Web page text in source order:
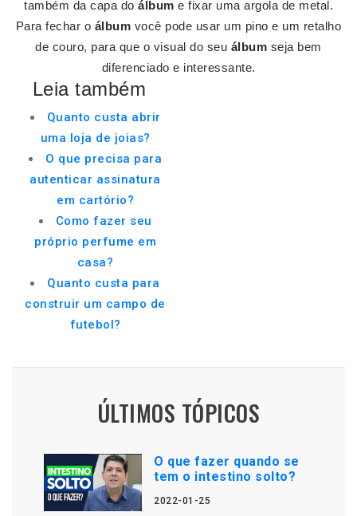
também da capa do álbum e fixar uma argola de metal.
Para fechar o álbum você pode usar um pino e um retalho
de couro, para que o visual do seu álbum seja bem
diferenciado e interessante.
Leia também
Quanto custa abrir
uma loja de joias?
O que precisa para
autenticar assinatura
em cartório?
Como fazer seu
próprio perfume em
casa?
Quanto custa para
construir um campo de
futebol?
ÚLTIMOS TÓPICOS
O que fazer quando se
tem o intestino solto?
2022-01-25